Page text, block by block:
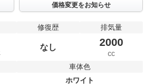
価格変更をお知らせ
修復歴
なし
排気量
2000
cc
車体色
ホワイト